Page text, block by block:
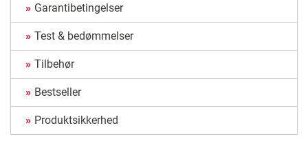
Garantibetingelser
Test & bedømmelser
Tilbehør
Bestseller
Produktsikkerhed